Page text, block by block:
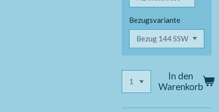
Bezugsvariante
In den
Warenkorb